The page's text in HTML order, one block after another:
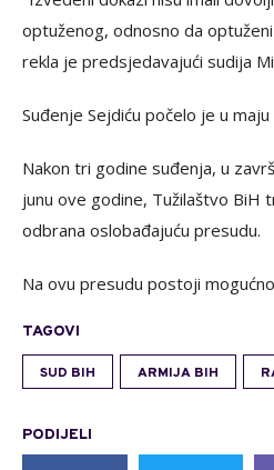
optuženog, odnosno da
rekla je predsjedavajući sudija
Suđenje Sejdiću počelo je u
Nakon tri godine suđenja, u
junu ove godine, Tužilaštvo BiH
odbrana oslobađajuću presudu.
Na ovu presudu postoji
TAGOVI
SUD BIH ARMIJA BIH
PODIJELI